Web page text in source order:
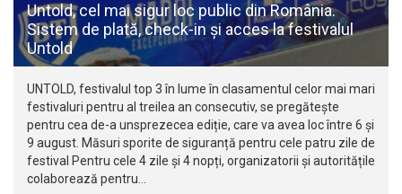
Untold, cel mai sigur loc public din România.
Sistem de plată, check-in și acces la festivalul
Untold
UNTOLD, festivalul top 3 în lume în clasamentul celor mai mari
festivaluri pentru al treilea an consecutiv, se pregătește
pentru cea de-a unsprezecea ediție, care va avea loc între 6 și
9 august. Măsuri sporite de siguranță pentru cele patru zile de
festival Pentru cele 4 zile și 4 nopți, organizatorii și autoritățile
colaborează pentru…